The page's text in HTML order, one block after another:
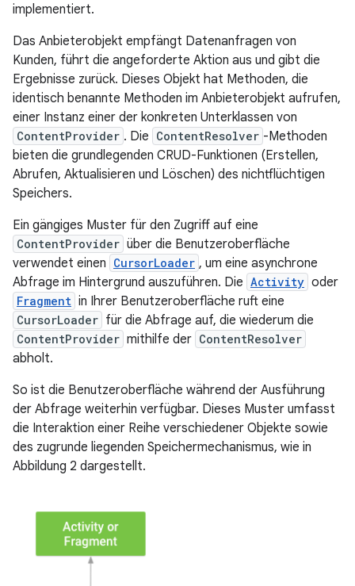
implementiert.
Das Anbieterobjekt empfängt Datenanfragen von
Kunden, führt die angeforderte Aktion aus und gibt die
Ergebnisse zurück. Dieses Objekt hat Methoden, die
identisch benannte Methoden im Anbieterobjekt aufrufen,
einer Instanz einer der konkreten Unterklassen von
ContentProvider . Die ContentResolver -Methoden
bieten die grundlegenden CRUD-Funktionen (Erstellen,
Abrufen, Aktualisieren und Löschen) des nichtflüchtigen
Speichers.
Ein gängiges Muster für den Zugriff auf eine
ContentProvider über die Benutzeroberfläche
verwendet einen CursorLoader , um eine asynchrone
Abfrage im Hintergrund auszuführen. Die Activity oder
Fragment in Ihrer Benutzeroberfläche ruft eine
CursorLoader für die Abfrage auf, die wiederum die
ContentProvider mithilfe der ContentResolver
abholt.
So ist die Benutzeroberfläche während der Ausführung
der Abfrage weiterhin verfügbar. Dieses Muster umfasst
die Interaktion einer Reihe verschiedener Objekte sowie
des zugrunde liegenden Speichermechanismus, wie in
Abbildung 2 dargestellt.